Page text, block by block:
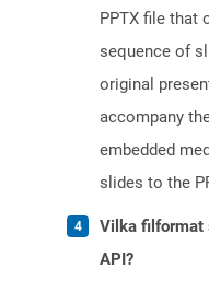
PPTX file that
sequence of
original
accompany
embedded
slides to the
Vilka filformat
API?